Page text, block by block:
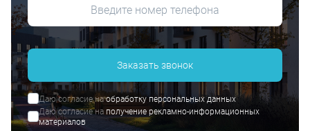
Заказать звонок
Даю согласие наобработку персональных данных
Даю согласие на получение рекламно-информационных
материалов